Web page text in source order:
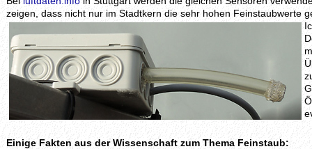
zeigen, dass nicht nur im Stadtkern die sehr hohen Feinstaubwerte
Einige Fakten aus der Wissenschaft zum Thema Feinstaub: